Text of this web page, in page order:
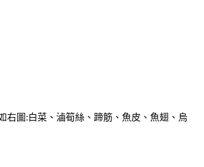
右圖:白菜、滷筍絲、蹄筋、魚皮、魚翅、烏